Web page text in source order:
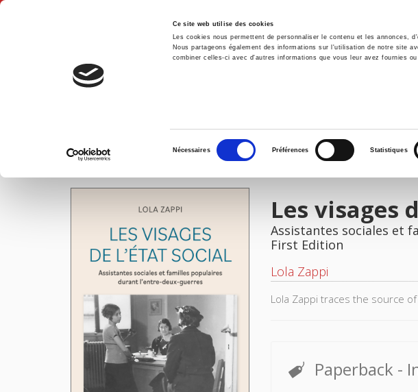
Ce site web utilise des cookies
Les cookies nous permettent de personnaliser le contenu et les
Nous partageons également des informations sur l'utilisation de notre site
combiner celles-ci avec d'autres informations que vous leur avez fournies
consentement
Nécessaires Préférences Statistiques
Home Environment
IMAGES
Les visages
Assistantes sociales et
First Edition
Lola Zappi
Lola Zappi traces the source
Paperback -